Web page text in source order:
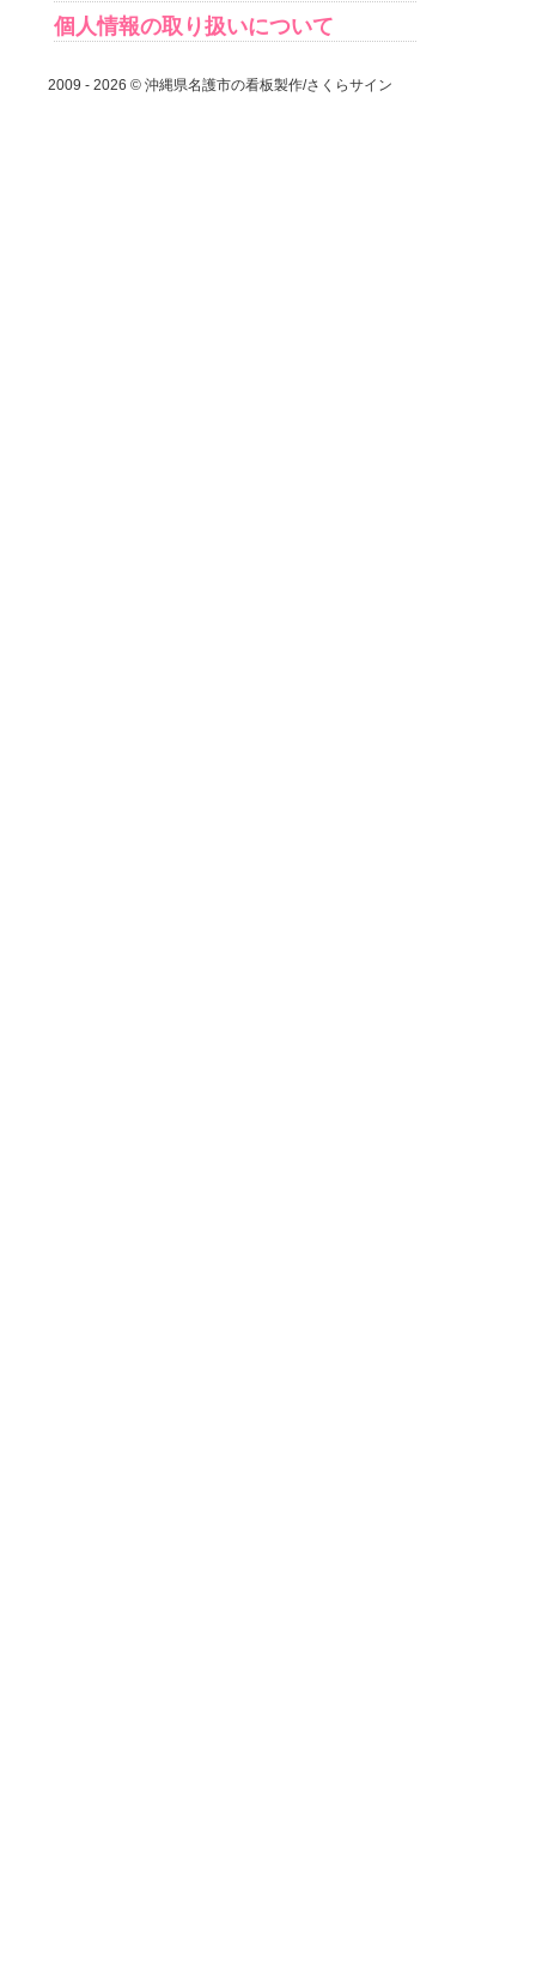
個人情報の取り扱いについて
2009 - 2026 © 沖縄県名護市の看板製作/さくらサイン